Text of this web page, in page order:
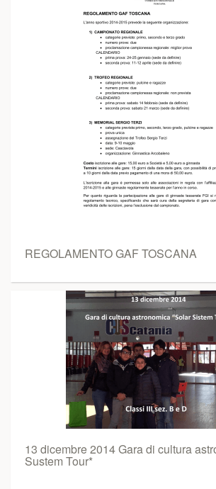
REGOLAMENTO GAF TOSCANA
13 dicembre 2014 Gara di cultura
Sustem Tour*